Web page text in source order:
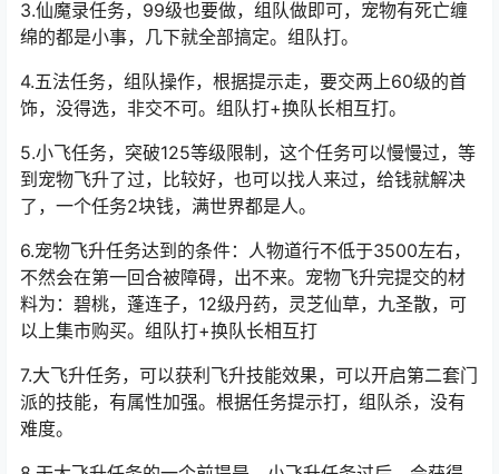
2.主线任务：人物等级达到多少级，就打到多少级，会给
道具奖励，货品奖励可以兑换银元宝，银元宝也是钱，很
丰厚的。组队打。
3.仙魔录任务，99级也要做，组队做即可，宠物有死亡缠
绵的都是小事，几下就全部搞定。组队打。
4.五法任务，组队操作，根据提示走，要交两上60级的首
饰，没得选，非交不可。组队打+换队长相互打。
5.小飞任务，突破125等级限制，这个任务可以慢慢过，等
到宠物飞升了过，比较好，也可以找人来过，给钱就解决
了，一个任务2块钱，满世界都是人。
6.宠物飞升任务达到的条件：人物道行不低于3500左右，
不然会在第一回合被障碍，出不来。宠物飞升完提交的材
料为：碧桃，蓬连子，12级丹药，灵芝仙草，九圣散，可
以上集市购买。组队打+换队长相互打